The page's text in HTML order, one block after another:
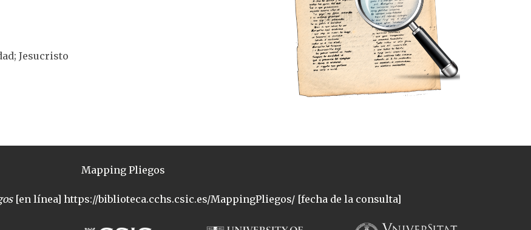
Jesucristo
Mapping Pliegos
[en línea] https://biblioteca.cchs.csic.es/MappingPliegos/ [fecha de la consulta]